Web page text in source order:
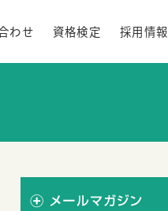
わせ 資格検定 採用情報